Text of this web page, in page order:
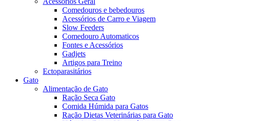
Comedouros e bebedouros
Acessórios de Carro e Viagem
Slow Feeders
Comedouro Automaticos
Fontes e Acessórios
Gadjets
Artigos para Treino
Ectoparasitários
Gato
Alimentação de Gato
Ração Seca Gato
Comida Húmida para Gatos
Ração Dietas Veterinárias para Gato